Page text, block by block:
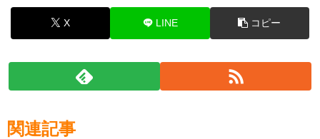
X LINE コピー
関連記事